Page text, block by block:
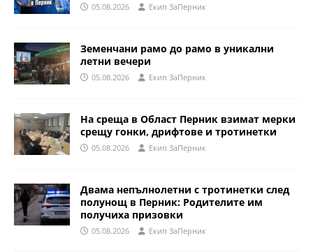
05.08.2026 Eкип ЗаПерник
Земенчани рамо до рамо в уникални
летни вечери
05.08.2026 Eкип ЗаПерник
На среща в Област Перник взимат мерки
срещу гонки, дрифтове и тротинетки
05.08.2026 Eкип ЗаПерник
Двама непълнолетни с тротинетки след
полунощ в Перник: Родителите им
получиха призовки
05.08.2026 Eкип ЗаПерник